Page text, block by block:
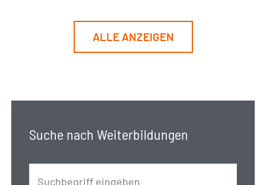
ALLE ANZEIGEN
Suche nach Weiterbildungen